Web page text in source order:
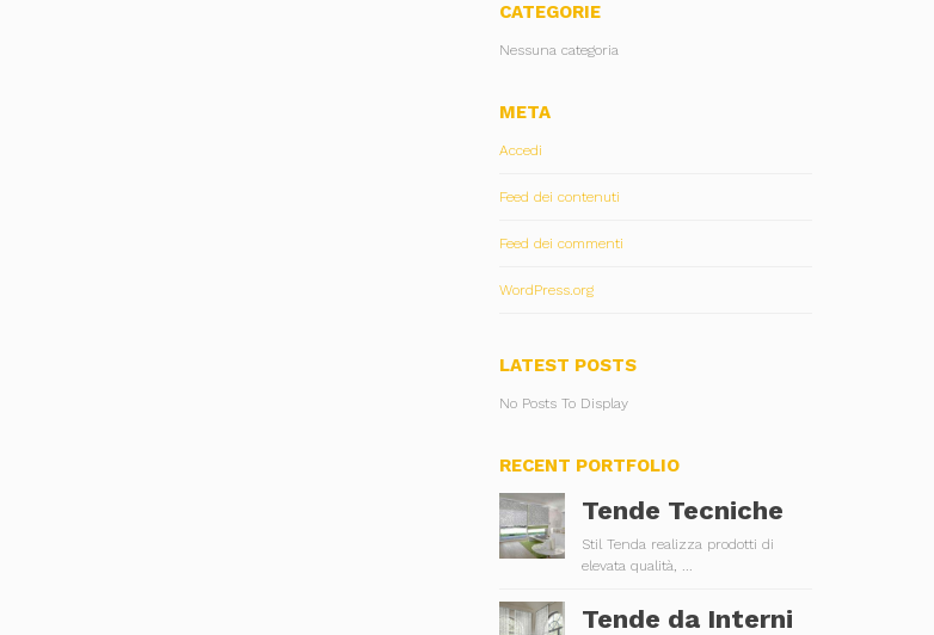
CATEGORIE
Nessuna categoria
META
Accedi
Feed dei contenuti
Feed dei commenti
WordPress.org
LATEST POSTS
No Posts To Display
RECENT PORTFOLIO
Tende Tecniche
Stil Tenda realizza prodotti di
elevata qualità, ...
Tende da Interni